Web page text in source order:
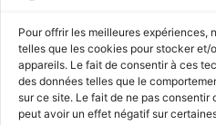
Pour offrir les meilleures expériences,
telles que les cookies pour stocker et/
appareils. Le fait de consentir à ces
des données telles que le
sur ce site. Le fait de ne pas consentir
peut avoir un effet négatif sur